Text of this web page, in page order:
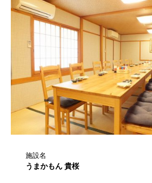
施設名
うまかもん 貴桜